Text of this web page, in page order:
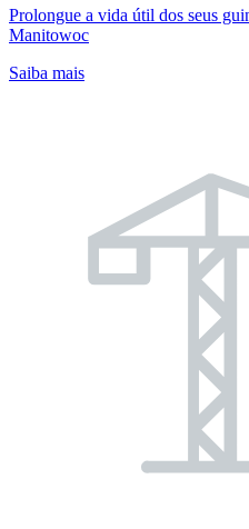
Prolongue a vida útil dos seus
Manitowoc
Saiba mais